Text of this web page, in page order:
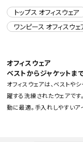
meeting_room ログイン
トップス オフィスウェア
ワンピース オフィスウェ
オフィスウェア
ベストからジャケットま
オフィスウェアは、ベストや
躍する洗練されたウェアです
動に最適。手入れしやすいア